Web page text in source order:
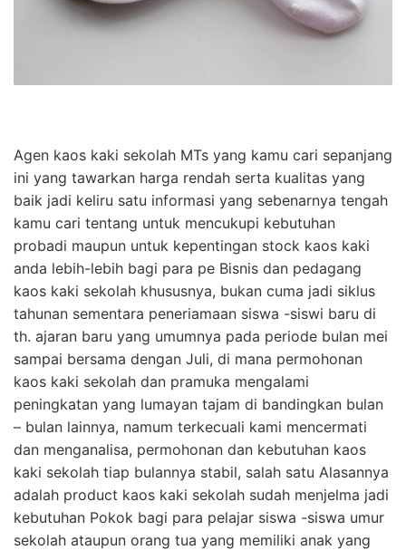
Agen kaos kaki sekolah MTs yang kamu cari sepanjang
ini yang tawarkan harga rendah serta kualitas yang
baik jadi keliru satu informasi yang sebenarnya tengah
kamu cari tentang untuk mencukupi kebutuhan
probadi maupun untuk kepentingan stock kaos kaki
anda lebih-lebih bagi para pe Bisnis dan pedagang
kaos kaki sekolah khususnya, bukan cuma jadi siklus
tahunan sementara peneriamaan siswa -siswi baru di
th. ajaran baru yang umumnya pada periode bulan mei
sampai bersama dengan Juli, di mana permohonan
kaos kaki sekolah dan pramuka mengalami
peningkatan yang lumayan tajam di bandingkan bulan
– bulan lainnya, namum terkecuali kami mencermati
dan menganalisa, permohonan dan kebutuhan kaos
kaki sekolah tiap bulannya stabil, salah satu Alasannya
adalah product kaos kaki sekolah sudah menjelma jadi
kebutuhan Pokok bagi para pelajar siswa -siswa umur
sekolah ataupun orang tua yang memiliki anak yang